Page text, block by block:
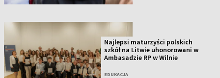
Najlepsi maturzyści polskich
szkół na Litwie uhonorowani w
Ambasadzie RP w Wilnie
EDUKACJA